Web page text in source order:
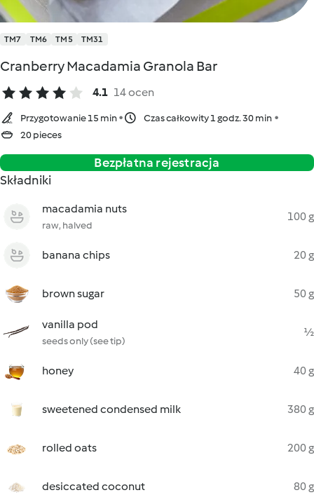
TM7 TM6 TM5 TM31
Cranberry Macadamia Granola Bar
4.1 14 ocen
Przygotowanie 15 min
Czas całkowity 1 godz. 30 min
20 pieces
Bezpłatna rejestracja
Składniki
macadamia nuts
raw, halved
100 g
banana chips 20 g
brown sugar 50 g
vanilla pod
seeds only (see tip)
½
honey 40 g
sweetened condensed milk 380 g
rolled oats 200 g
desiccated coconut 80 g